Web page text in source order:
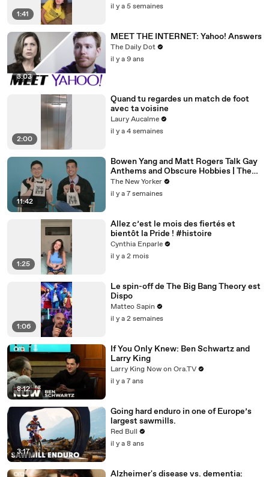
1:41
il y a 5 semaines
3:03
MEET THE INTERNET: Yahoo! Answers
The Daily Dot
il y a 9 ans
2:00
Quand tu regardes un match de foot
avec ta voisine
Laury Aucalme
il y a 4 semaines
11:42
Bowen Yang and Matt Rogers Talk Gay
Anthems and Obscure Hobbies | The
Mini Interview | The New Yorker
The New Yorker
il y a 7 semaines
1:25
Allez c’est le mois des fiertés et
bientôt la Pride ! #histoire
Cynthia Enparle
il y a 2 mois
1:06
Le spin-off de The Big Bang Theory est
Dispo
Matteo Sapin
il y a 2 semaines
8:12
If You Only Knew: Ben Schwartz and
Larry King
Larry King Now on Ora.TV
il y a 7 ans
3:17
Going hard enduro in one of Europe’s
largest sawmills.
Red Bull
il y a 8 ans
Alzheimer's disease vs. dementia: